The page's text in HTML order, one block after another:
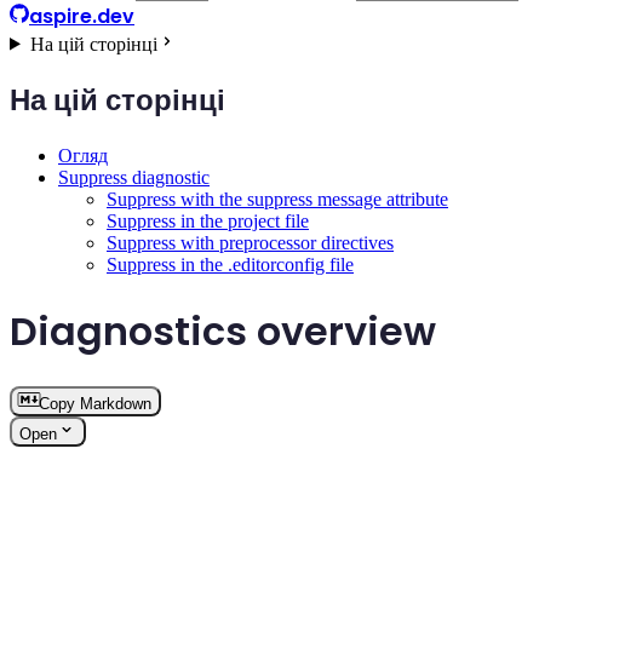
aspire.dev
На цій сторінці
На цій сторінці
Огляд
Suppress diagnostic
Suppress with the suppress message attribute
Suppress in the project file
Suppress with preprocessor directives
Suppress in the .editorconfig file
Diagnostics overview
Copy Markdown
Open